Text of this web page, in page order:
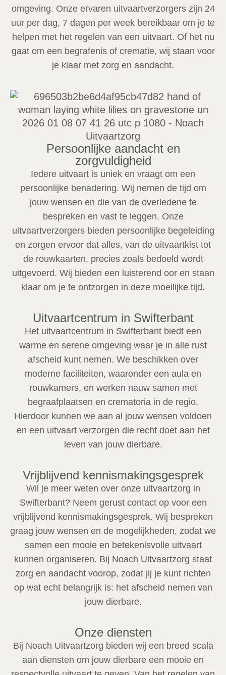
omgeving. Onze ervaren uitvaartverzorgers zijn 24
uur per dag, 7 dagen per week bereikbaar om je te
helpen met het regelen van een uitvaart. Of het nu
gaat om een begrafenis of crematie, wij staan voor
je klaar met zorg en aandacht.
Persoonlijke aandacht en
zorgvuldigheid
Iedere uitvaart is uniek en vraagt om een
persoonlijke benadering. Wij nemen de tijd om
jouw wensen en die van de overledene te
bespreken en vast te leggen. Onze
uitvaartverzorgers bieden persoonlijke begeleiding
en zorgen ervoor dat alles, van de uitvaartkist tot
de rouwkaarten, precies zoals bedoeld wordt
uitgevoerd. Wij bieden een luisterend oor en staan
klaar om je te ontzorgen in deze moeilijke tijd.
Uitvaartcentrum in Swifterbant
Het uitvaartcentrum in Swifterbant biedt een
warme en serene omgeving waar je in alle rust
afscheid kunt nemen. We beschikken over
moderne faciliteiten, waaronder een aula en
rouwkamers, en werken nauw samen met
begraafplaatsen en crematoria in de regio.
Hierdoor kunnen we aan al jouw wensen voldoen
en een uitvaart verzorgen die recht doet aan het
leven van jouw dierbare.
Vrijblijvend kennismakingsgesprek
Wil je meer weten over onze uitvaartzorg in
Swifterbant? Neem gerust contact op voor een
vrijblijvend kennismakingsgesprek. Wij bespreken
graag jouw wensen en de mogelijkheden, zodat we
samen een mooie en betekenisvolle uitvaart
kunnen organiseren. Bij Noach Uitvaartzorg staat
zorg en aandacht voorop, zodat jij je kunt richten
op wat echt belangrijk is: het afscheid nemen van
jouw dierbare.
Onze diensten
Bij Noach Uitvaartzorg bieden wij een breed scala
aan diensten om jouw dierbare een mooie en